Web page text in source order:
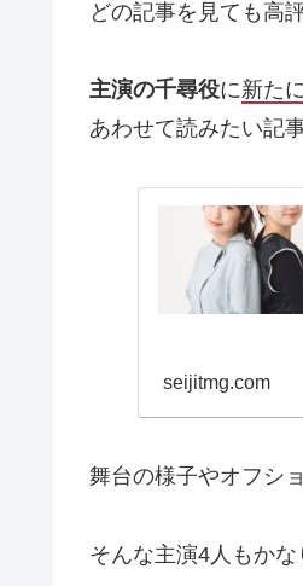
どの記事を見ても高
主演の千尋役に新た
あわせて読みたい記
seijitmg.com
舞台の様子やオフシ
そんな主演4人もかな